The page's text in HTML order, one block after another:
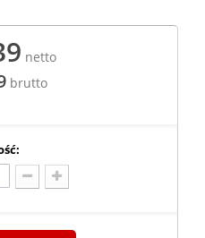
netto
brutto